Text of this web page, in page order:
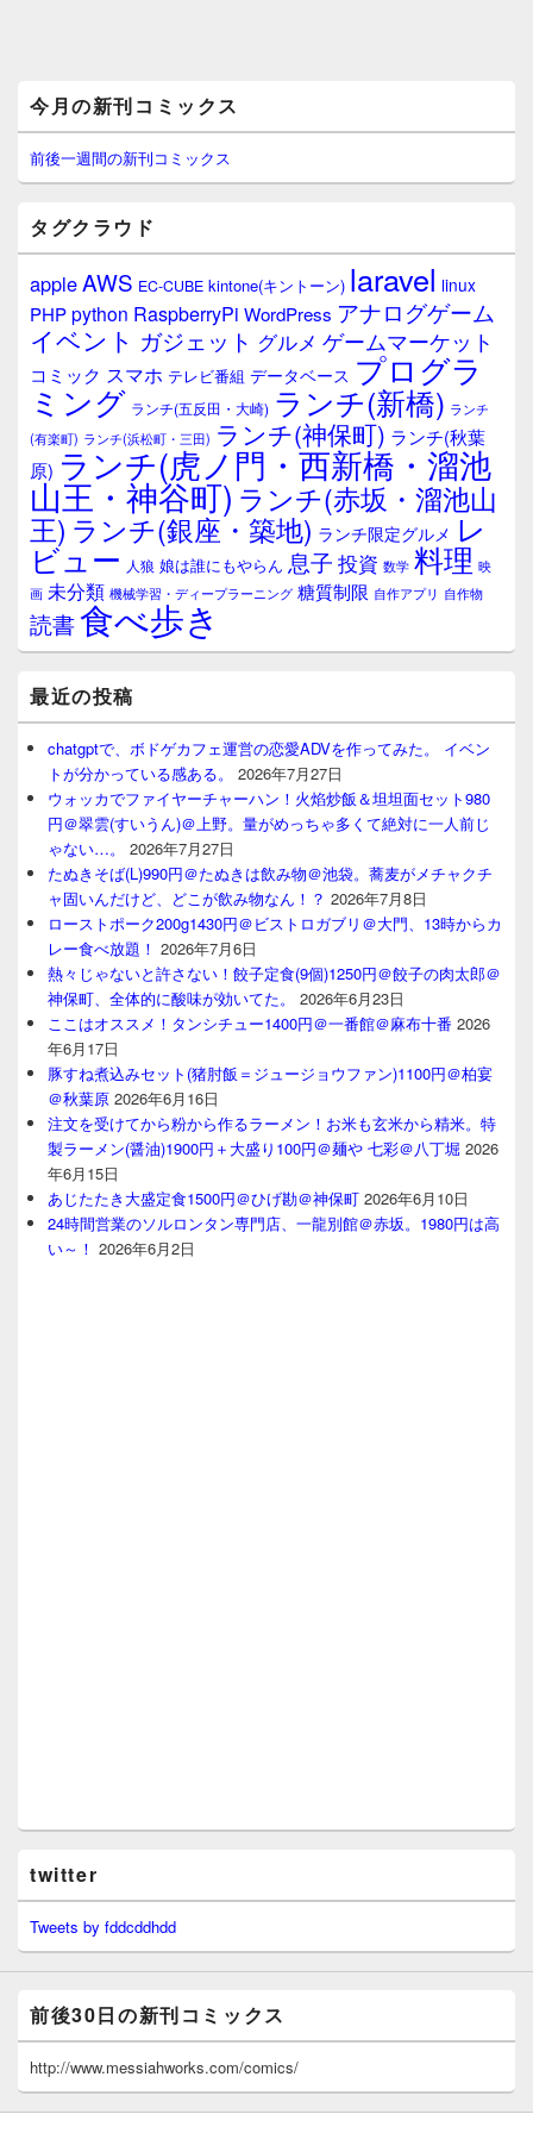
イ
ン
サ
イ
ウ
ィ
ジ
ェ
ア
今月の新刊コミックス
前後一週間の新刊コミックス
タグクラウド
appleAWS EC-CUBE kintone(キントーン) laravel linux
PHPpython RaspberryPi WordPress アナログゲーム
イベント ガジェット グルメ ゲームマーケット
コミック スマホ テレビ番組 データベース プログラ
ミング ランチ(五反田・大崎) ランチ(新橋) ランチ
(有楽町) ランチ(浜松町・三田) ランチ(神保町) ランチ(秋葉
原) ランチ(虎ノ門・西新橋・溜池
山王・神谷町) ランチ(赤坂・溜池山
王) ランチ(銀座・築地) ランチ限定グルメ レ
ビュー 人狼 娘は誰にもやらん 息子 投資 数学 料理 映
画 未分類 機械学習・ディープラーニング 糖質制限 自作アプリ 自作物
読書食べ歩き
最近の投稿
chatgptで、ボドゲカフェ運営の恋愛ADVを作ってみた。 イベン
トが分かっている感ある。
2026年7月27日
ウォッカでファイヤーチャーハン！火焰炒飯＆坦坦面セット980
円＠翠雲(すいうん)＠上野。量がめっちゃ多くて絶対に一人前じ
ゃない…。
2026年7月27日
たぬきそば(L)990円＠たぬきは飲み物＠池袋。蕎麦がメチャクチ
ャ固いんだけど、どこが飲み物なん！？ 2026年7月8日
ローストポーク200g1430円＠ビストロガブリ＠大門、13時からカ
レー食べ放題！ 2026年7月6日
熱々じゃないと許さない！餃子定食(9個)1250円＠餃子の肉太郎＠
神保町、全体的に酸味が効いてた。
2026年6月23日
ここはオススメ！タンシチュー1400円＠一番館＠麻布十番 2026
年6月17日
豚すね煮込みセット(猪肘飯＝ジュージョウファン)1100円＠柏宴
＠秋葉原 2026年6月16日
注文を受けてから粉から作るラーメン！お米も玄米から精米。特
製ラーメン(醤油)1900円＋大盛り100円＠麺や 七彩＠八丁堀 2026
年6月15日
あじたたき大盛定食1500円＠ひげ勘＠神保町 2026年6月10日
24時間営業のソルロンタン専門店、一龍別館＠赤坂。1980円は高
い～！ 2026年6月2日
twitter
Tweets by fddcddhdd
前後30日の新刊コミックス
http://www.messiahworks.com/comics/